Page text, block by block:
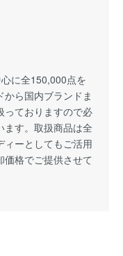
に全150,000点を
ら国内ブランドま
っておりますので必
ます。取扱商品は全
ィーとしてもご活用
格でご提供させて